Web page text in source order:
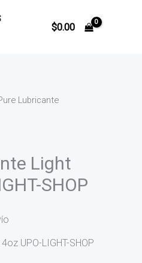
$0.00
Lubricante
Light
SHOP
UPO-LIGHT-SHOP